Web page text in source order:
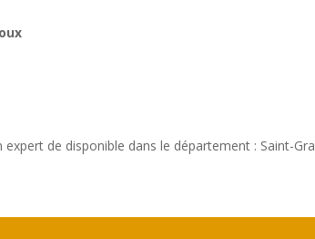
de disponible dans le département : Saint-